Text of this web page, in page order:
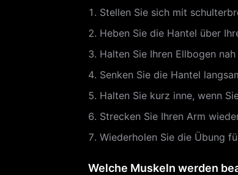
Stellen Sie sich mit
Heben Sie die Hantel über
Halten Sie Ihren Ellbogen
Senken Sie die Hantel
Halten Sie kurz inne, wenn
Strecken Sie Ihren Arm
Wiederholen Sie die Übung
Welche Muskeln werden